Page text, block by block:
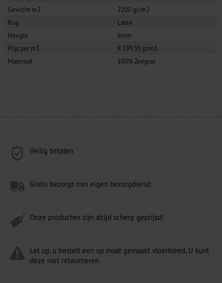
Gewicht m2
2200 gr/m2
Rug
Latex
Hoogte
6mm
Prijs per m1
€ 199,95 p/m1
Materiaal
100% Zeegras
Veilig betalen
Gratis bezorgt met eigen bezorgdienst
Onze producten zijn altijd scherp geprijsd!
Let op, u bestelt een op maat gemaakt vloerkleed. U kunt
deze niet retourneren